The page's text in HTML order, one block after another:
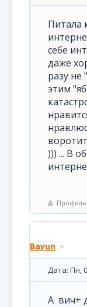
Питала
себе
даже
разу не
этим
))) ... В
Профиль
Bayun
Дата: Пн,
А вич+